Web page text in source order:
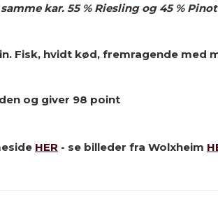
kar. 55 % Riesling og 45 %
Fisk, hvidt kød, fremragende med
og giver 98 point
HER - se billeder fra Wolxheim